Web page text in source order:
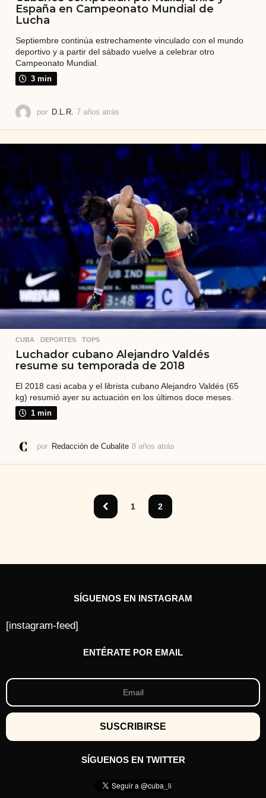
España en Campeonato Mundial de
Lucha
Septiembre continúa estrechamente vinculado con el mundo
deportivo y a partir del sábado vuelve a celebrar otro
Campeonato Mundial.
3 min
por D.L.R. 7 años atrás
o
s
r
á
s
CUBA ,DEPORTES ,TOPS
Luchador cubano Alejandro Valdés
resume su temporada de 2018
El 2018 casi acaba y el librista cubano Alejandro Valdés (65
kg) resumió ayer su actuación en los últimos doce meses.
1 min
por Redacción de Cubalite 8 años atrás
1 2
SÍGUENOS EN INSTAGRAM
[instagram-feed]
ENTÉRATE POR EMAIL
SÍGUENOS EN TWITTER